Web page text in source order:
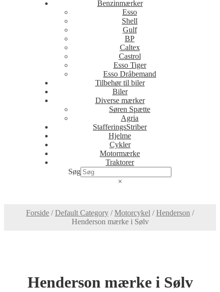
Benzinmærker
Esso
Shell
Gulf
BP
Caltex
Castrol
Esso Tiger
Esso Dråbemand
Tilbehør til biler
Biler
Diverse mærker
Søren Spætte
Agria
StafferingsStriber
Hjelme
Cykler
Motormærke
Traktorer
Søg
×
Forside /Default Category /Motorcykel /Henderson /
Henderson mærke i Sølv
Henderson mærke i Sølv